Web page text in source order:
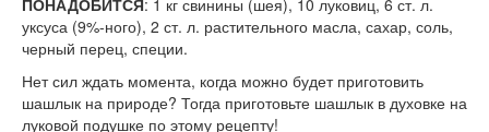
Вопросы-ответы
О нас
ПОНАДОБИТСЯ: 1 кг свинины (шея), 10 луковиц, 6 ст. л.
уксуса (9%-ного), 2 ст. л. растительного масла, сахар, соль,
черный перец, специи.
Нет сил ждать момента, когда можно будет приготовить
шашлык на природе? Тогда приготовьте шашлык в духовке на
луковой подушке по этому рецепту!